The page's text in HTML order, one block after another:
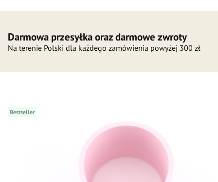
Darmowa przesyłka oraz darmowe zwroty
Na terenie Polski dla każdego zamówienia powyżej 300 zł
Bestseller